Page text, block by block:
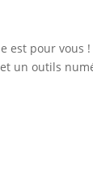
est pour vous
un outils